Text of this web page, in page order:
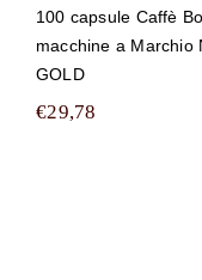
100 capsule Caffè
macchine a Marchio
GOLD
€29,78